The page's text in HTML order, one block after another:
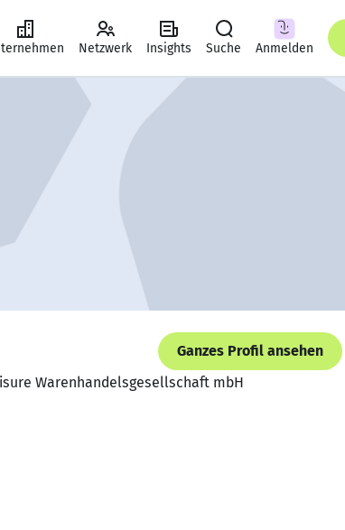
Netzwerk Insights Suche Anmelden
Ganzes Profil ansehen
Warenhandelsgesellschaft mbH